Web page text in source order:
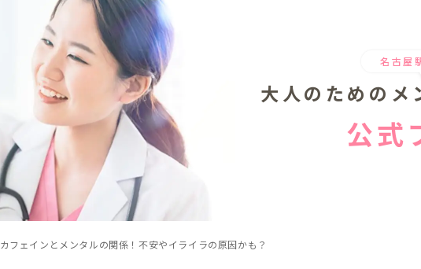
名古屋
大人のための メ
公式
カフェインとメンタルの関係！不安やイライラの原因かも？